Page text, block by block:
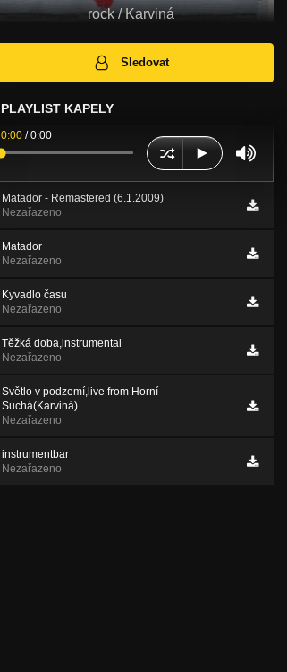
rock / Karviná
Sledovat
PLAYLIST KAPELY
0:00 /0:00
Matador - Remastered (6.1.2009)
Nezařazeno
Matador
Nezařazeno
Kyvadlo času
Nezařazeno
Těžká doba,instrumental
Nezařazeno
Světlo v podzemí,live from Horní
Suchá(Karviná)
Nezařazeno
instrumentbar
Nezařazeno